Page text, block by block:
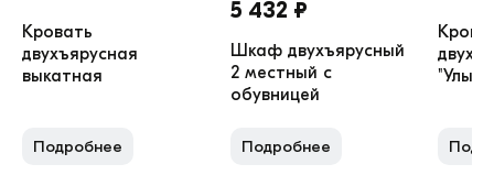
Кровать
двухъярусная
выкатная
Подробнее
5 432 ₽
Шкаф двухъярусный
2 местный с
обувницей
Подробнее